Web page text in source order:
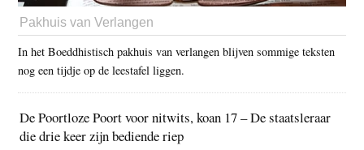
Pakhuis van Verlangen
In het Boeddhistisch pakhuis van verlangen blijven sommige teksten
nog een tijdje op de leestafel liggen.
De Poortloze Poort voor nitwits, koan 17 – De staatsleraar
die drie keer zijn bediende riep